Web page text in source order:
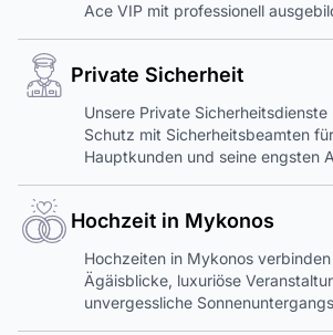
Ace VIP mit professionell
Private Sicherheit
Unsere Private
Schutz mit Sicherheitsbeamten
Hauptkunden und seine engsten
Hochzeit in Mykonos
Hochzeiten in Mykonos
Ägäisblicke, luxuriöse
unvergessliche